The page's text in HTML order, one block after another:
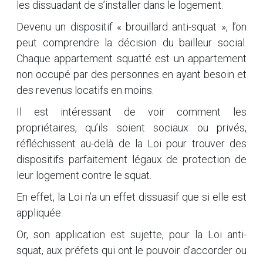
les dissuadant de s’installer dans le logement.
Devenu un dispositif « brouillard anti-squat », l’on
peut comprendre la décision du bailleur social.
Chaque appartement squatté est un appartement
non occupé par des personnes en ayant besoin et
des revenus locatifs en moins.
Il est intéressant de voir comment les
propriétaires, qu’ils soient sociaux ou privés,
réfléchissent au-delà de la Loi pour trouver des
dispositifs parfaitement légaux de protection de
leur logement contre le squat.
En effet, la Loi n’a un effet dissuasif que si elle est
appliquée.
Or, son application est sujette, pour la Loi anti-
squat, aux préfets qui ont le pouvoir d’accorder ou